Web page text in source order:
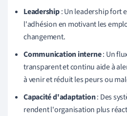
Leadership: Un leadership fort
l'adhésion en motivant les
changement.
Communication interne: Un
transparent et continu aide à
à venir et réduit les peurs ou
Capacité d'adaptation: Des
rendent l'organisation plus